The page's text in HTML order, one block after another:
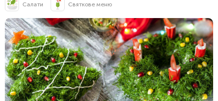
Салати Святкове меню